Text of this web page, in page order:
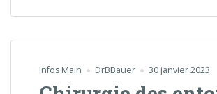
Infos Main DrBBauer 30 janvier 2023